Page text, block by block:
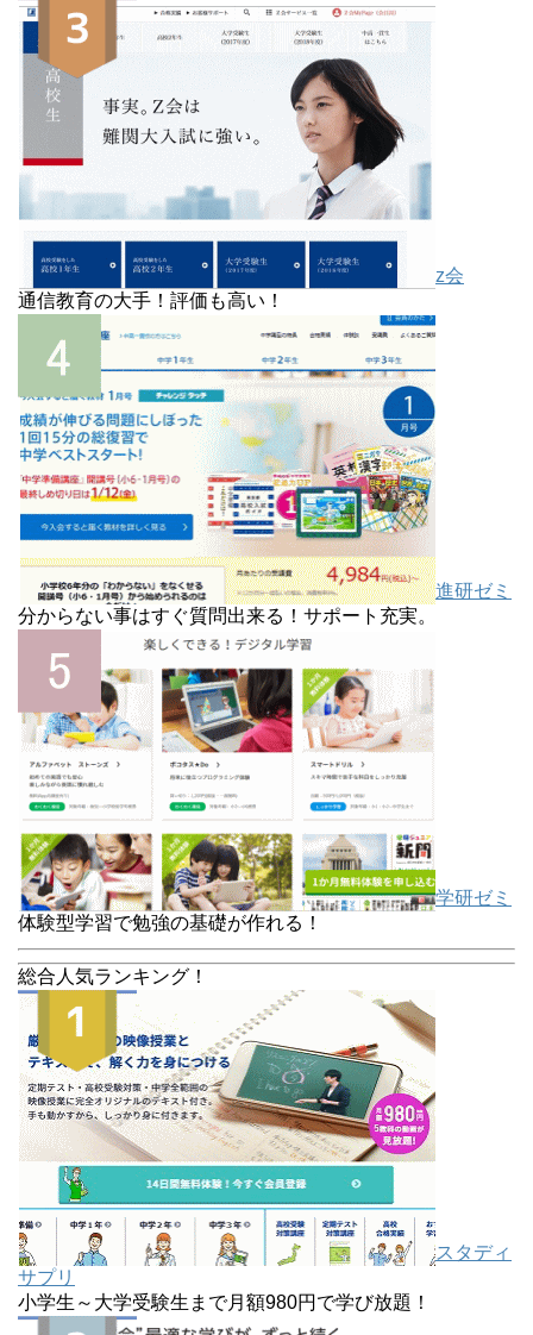
z会
通信教育の大手！評価も高い！
進研ゼミ
分からない事はすぐ質問出来る！サポート充実。
学研ゼミ
体験型学習で勉強の基礎が作れる！
総合人気ランキング！
スタディ
サプリ
小学生～大学受験生まで月額980円で学び放題！